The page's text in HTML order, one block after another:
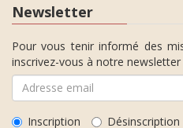
Newsletter
Pour vous tenir informé des
inscrivez-vous à notre newsletter
Inscription Désinscription